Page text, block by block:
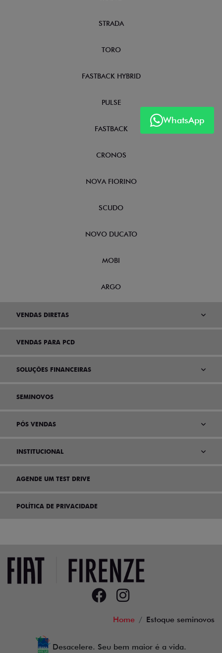
WhatsApp
STRADA
TORO
FASTBACK HYBRID
PULSE
FASTBACK
CRONOS
NOVA FIORINO
SCUDO
NOVO DUCATO
MOBI
ARGO
VENDAS DIRETAS
VENDAS PARA PCD
SOLUÇÕES FINANCEIRAS
SEMINOVOS
PÓS VENDAS
INSTITUCIONAL
AGENDE UM TEST DRIVE
POLÍTICA DE PRIVACIDADE
Home Estoque seminovos
Desacelere. Seu bem maior é a vida.